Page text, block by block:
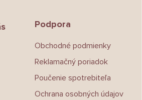
Podpora
Obchodné podmienky
Reklamačný poriadok
Poučenie spotrebiteľa
Ochrana osobných údajov